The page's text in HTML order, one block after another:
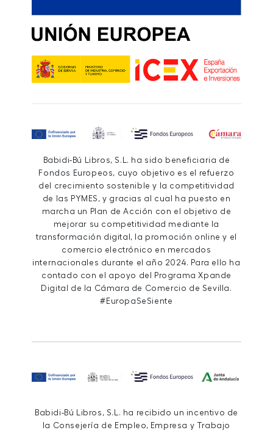
Babidi-Bú Libros, S.L. ha sido beneficiaria de
Fondos Europeos, cuyo objetivo es el refuerzo
del crecimiento sostenible y la competitividad
de las PYMES, y gracias al cual ha puesto en
marcha un Plan de Acción con el objetivo de
mejorar su competitividad mediante la
transformación digital, la promoción online y el
comercio electrónico en mercados
internacionales durante el año 2024. Para ello ha
contado con el apoyo del Programa Xpande
Digital de la Cámara de Comercio de Sevilla.
#EuropaSeSiente
Babidi-Bú Libros, S.L. ha recibido un incentivo de
la Consejería de Empleo, Empresa y Trabajo